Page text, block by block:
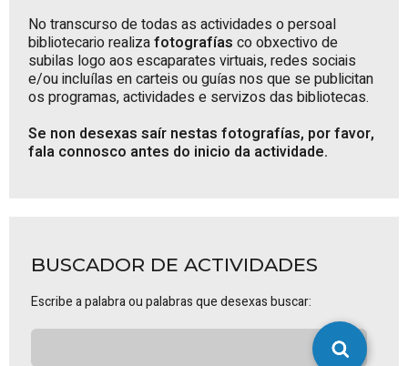
No transcurso de todas as actividades o persoal
bibliotecario realizafotografías co obxectivo de
subilas logo aos escaparates virtuais, redes sociais
e/ou incluílas en carteis ou guías nos que se publicitan
os programas, actividades e servizos das bibliotecas.
Se non desexas saír nestas fotografías, por favor,
fala connosco antes do inicio da actividade.
BUSCADOR DE ACTIVIDADES
Escribe a palabra ou palabras que desexas buscar: